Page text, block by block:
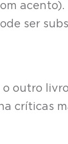
acento).
ser
o outro livro
críticas